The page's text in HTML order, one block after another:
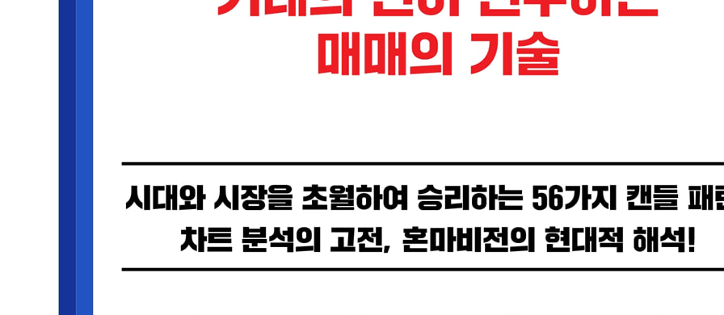
1. 삼공(三空) 두드리기 | 2. 3연속 장대음봉 | 3. 하락 양봉을 품은 장대음봉 | 4. 새벽을 알리는 샛별 | 5. 상승 십자선 |
(勢力線) | 9. 음봉을 잉태한 장대음봉 | 10. 갭 하락 혼전 후 장대음봉 | 11. 저가권의 망루 | 12. 저가권 혼조세 후 갭 상승 음
상승장 장대양봉 후의 십자선 | 10. 상승장의 혼합 삼성
03 상승 시세 성숙기에 나타나는 캔들
1. 갭 상승 쌍둥이 양봉 | 2. 갭 상승 연속 음봉 | 3. 상승장의 연속 장대양봉 | 4. 양봉을 잉태한 역망치
04 천장을 암시하는 캔들
1. 3연속 널뛰기 | 2. 8연속 고가 경신 | 3. 고가 경신 중 십자선 | 4. 막다른 골목 | 5. 상승장의 흑삼병 | 6. 교수형 양봉